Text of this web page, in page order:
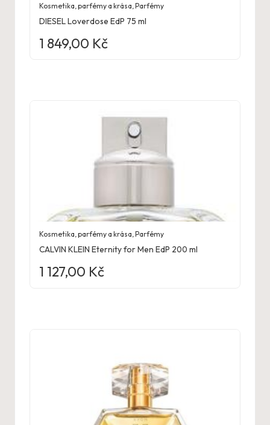
Kosmetika, parfémy a krása ,Parfémy
DIESEL Loverdose EdP 75 ml
1 849,00 Kč
Kosmetika, parfémy a krása ,Parfémy
CALVIN KLEIN Eternity for Men EdP 200 ml
1 127,00 Kč